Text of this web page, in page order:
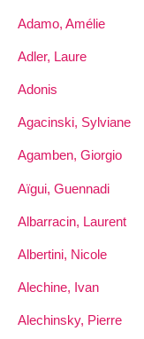
Adamo, Amélie
Adler, Laure
Adonis
Agacinski, Sylviane
Agamben, Giorgio
Aïgui, Guennadi
Albarracin, Laurent
Albertini, Nicole
Alechine, Ivan
Alechinsky, Pierre